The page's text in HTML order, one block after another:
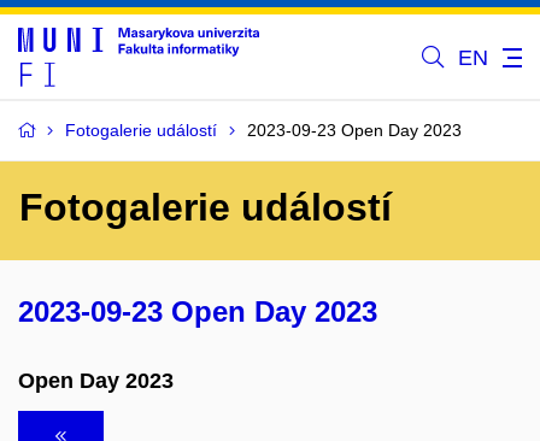
EN
Fotogalerie událostí 2023-09-23 Open Day 2023
Fotogalerie událostí
2023-09-23 Open Day 2023
Open Day 2023